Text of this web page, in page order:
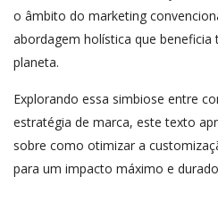
o âmbito do marketing
abordagem holística que
planeta.
Explorando essa simbiose entre
estratégia de marca, este texto
sobre como otimizar a
para um impacto máximo e